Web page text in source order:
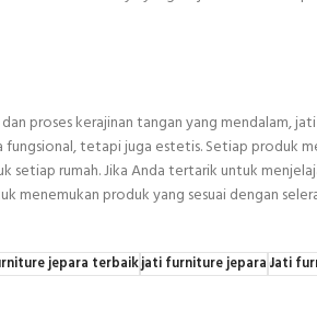
proses kerajinan tangan yang mendalam,
tetapi juga estetis. Setiap produk
setiap rumah. Jika Anda tertarik untuk
menemukan produk yang sesuai dengan
jepara terbaikjati furniture jeparaJati